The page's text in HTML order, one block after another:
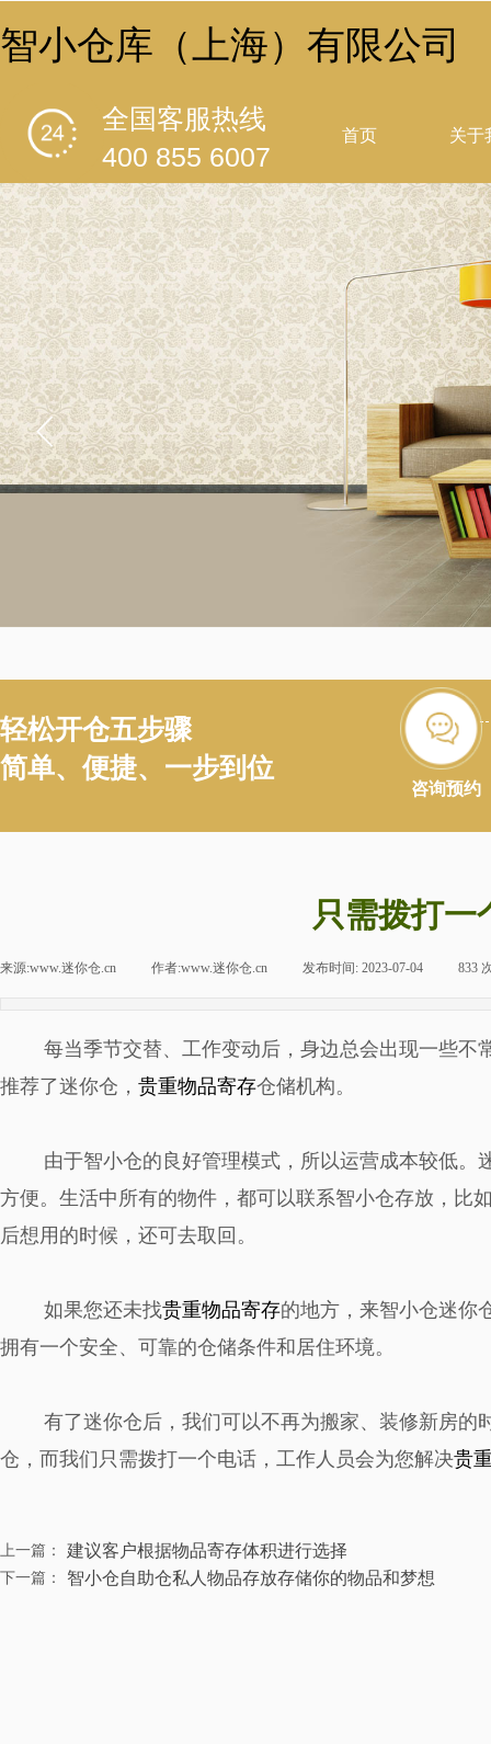
全国客服热线
400 855 6007
智小仓库（上海）有限公司
首页 关于
咨询预约
轻松开仓五步骤
简单、便捷、一步到位
只需拨打一
来源:www.迷你仓.cn 作者:www.迷你仓.cn 发布时间: 2023-07-04 833
每当季节交替、工作变动后，身边总会出现一些
推荐了迷你仓， 贵重物品寄存仓储机构。
由于智小仓的良好管理模式，所以运营成本较低
方便。生活中所有的物件，都可以联系智小仓存放，比
后想用的时候，还可去取回。
如果您还未找贵重物品寄存的地方，来智小仓迷你
拥有一个安全、可靠的仓储条件和居住环境。
有了迷你仓后，我们可以不再为搬家、装修新房
仓，而我们只需拨打一个电话，工作人员会为您解决贵
上一篇： 建议客户根据物品寄存体积进行选择
下一篇： 智小仓自助仓私人物品存放存储你的物品和梦想